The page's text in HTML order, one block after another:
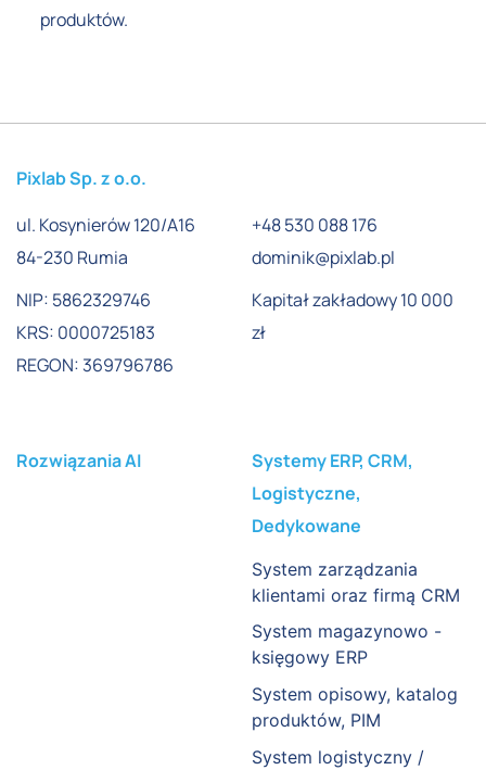
produktów.
Pixlab Sp. z o.o.
ul. Kosynierów 120/A16
84-230 Rumia
+48 530 088 176
dominik@pixlab.pl
NIP: 5862329746
KRS: 0000725183
REGON: 369796786
Kapitał zakładowy 10 000
zł
Rozwiązania AI
Systemy ERP, CRM,
Logistyczne,
Dedykowane
System zarządzania
klientami oraz firmą CRM
System magazynowo -
księgowy ERP
System opisowy, katalog
produktów, PIM
System logistyczny /